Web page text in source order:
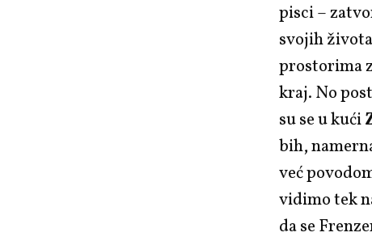
pisci –
svojih
prostorima
kraj. No
su se u kući
bih,
već
vidimo tek
da se